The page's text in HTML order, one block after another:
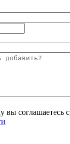
вы соглашаетесь с